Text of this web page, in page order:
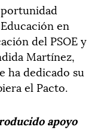
en
del PSOE y
Martínez,
ha dedicado su
el Pacto.
apoyo